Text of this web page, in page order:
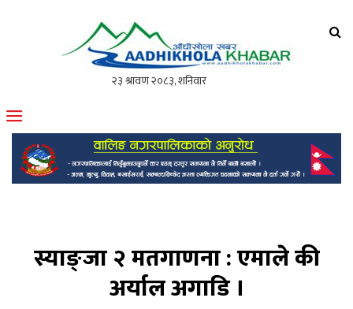
मोफसलकै लोकप्रिय अनलाइन पत्रिका
स्याङ्जा २ मतगाणना : एमाले की
अर्याल अगाडि ।